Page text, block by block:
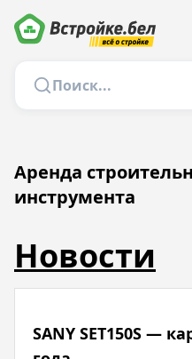
Аренда
инструмента
Новости
SANY SET150S —